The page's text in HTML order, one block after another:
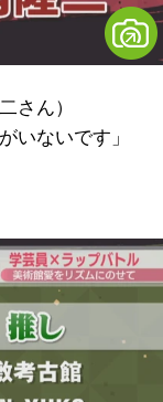
さん）
いないです」